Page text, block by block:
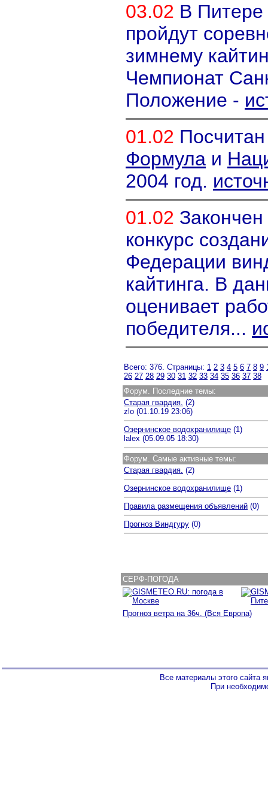
03.02 В
пройдут
зимнему
Чемпионат
Положение -
01.02
Формула и
2004 год.
01.02
конкурс
Федерации
кайтинга. В
оценивает
победителя...
Всего: 376. Страницы: 1 2 3 4 5 6 7 8 9
26 27 28 29 30 31 32 33 34 35 36 37 38
Форум. Последние темы:
Старая гвардия. (2)
zlo (01.10.19 23:06)
Озернинское водохранилище (1)
lalex (05.09.05 18:30)
Форум. Самые активные темы:
Старая гвардия. (2)
Озернинское водохранилище (1)
Правила размещения объявлений (0)
Прогноз Виндгуру (0)
СЕРФ-ПОГОДА
Прогноз ветра на 36ч. (Вся Европа)
Все материалы этого сайта
При